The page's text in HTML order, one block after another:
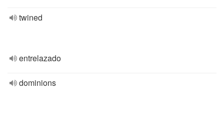
twined
entrelazado
dominions